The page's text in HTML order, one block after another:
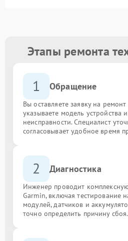
Этапы ремонта
1 Обращение
Вы оставляете заявку на
указываете модель устройства
неисправности. Специалист
согласовывает удобное время
2 Диагностика
Инженер проводит
Garmin, включая тестирование
модулей, датчиков и
точно определить причину сбоя.